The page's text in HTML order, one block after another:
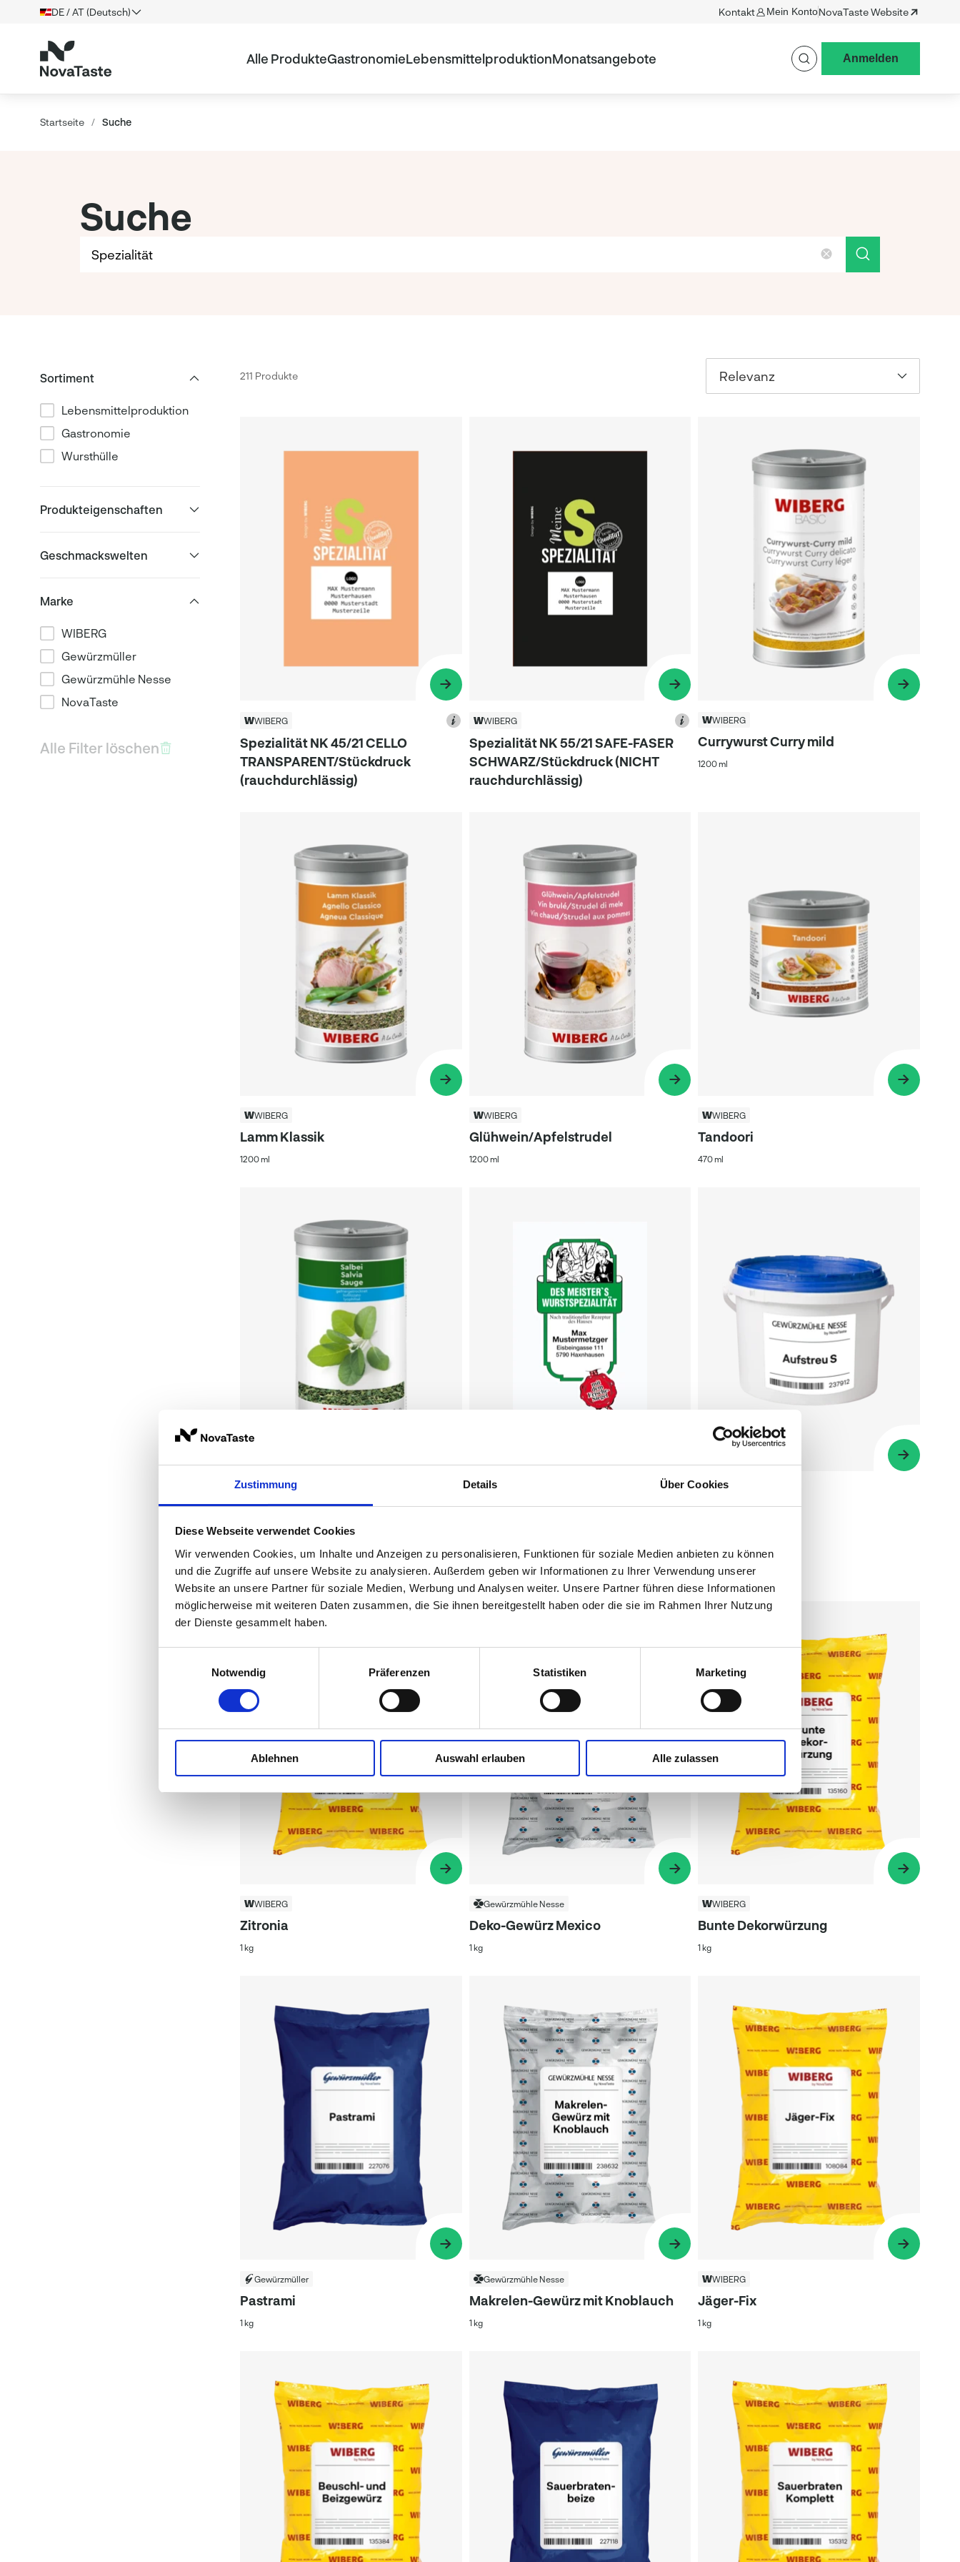
Zustimmung Details Über Cookies
Diese Webseite verwendet Cookies
Wir verwenden Cookies, um Inhalte und Anzeigen zu personalisieren, Funktionen für soziale Medien anbieten zu können
und die Zugriffe auf unsere Website zu analysieren. Außerdem geben wir Informationen zu Ihrer Verwendung unserer
Website an unsere Partner für soziale Medien, Werbung und Analysen weiter. Unsere Partner führen diese Informationen
möglicherweise mit weiteren Daten zusammen, die Sie ihnen bereitgestellt haben oder die sie im Rahmen Ihrer Nutzung
der Dienste gesammelt haben.
Notwendig
Präferenzen Statistiken Marketing
Ablehnen Auswahl erlauben Alle zulassen
DE / AT (Deutsch) Kontakt Mein KontoNovaTaste Website
Alle ProdukteGastronomieLebensmittelproduktionMonatsangebote Anmelden
Startseite / Suche
Suche
Sortiment
Lebensmittelproduktion
Gastronomie
Wursthülle
Produkteigenschaften
Geschmackswelten
Marke
WIBERG
Gewürzmüller
Gewürzmühle Nesse
NovaTaste
Alle Filter löschen
211 Produkte Relevanz
WIBERG
Spezialität NK 45/21 CELLO
TRANSPARENT/Stückdruck
(rauchdurchlässig)
WIBERG
Spezialität NK 55/21 SAFE-FASER
SCHWARZ/Stückdruck (NICHT
rauchdurchlässig)
WIBERG
Currywurst Curry mild
1200 ml
WIBERG
Lamm Klassik
1200 ml
WIBERG
Glühwein/Apfelstrudel
1200 ml
WIBERG
Tandoori
470 ml
WIBERG
Salbei, gefriergetrocknet
1200 ml
WIBERG
TRANSPARENT/Stückdruck
(rauchdurchlässig)
Gewürzmühle Nesse
Aufstreu S
WIBERG
Zitronia
1 kg
Gewürzmühle Nesse
Deko-Gewürz Mexico
1 kg
WIBERG
Bunte Dekorwürzung
1 kg
Gewürzmüller
Pastrami
1 kg
Gewürzmühle Nesse
Makrelen-Gewürz mit Knoblauch
1 kg
WIBERG
Jäger-Fix
1 kg